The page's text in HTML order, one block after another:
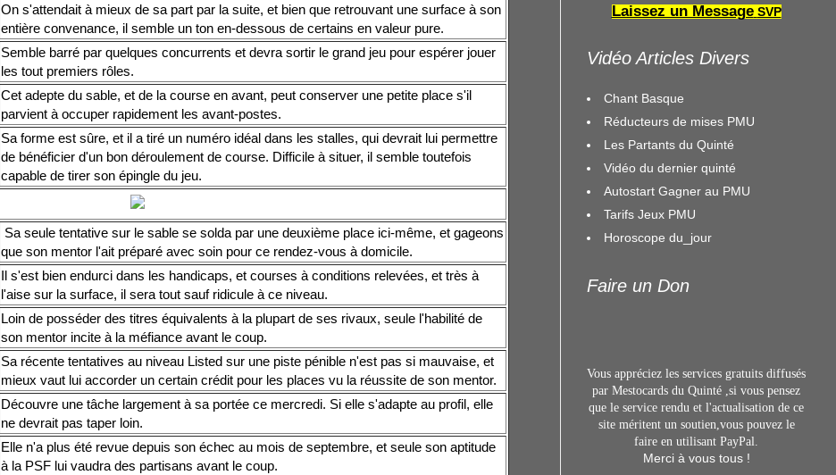
On s'attendait à mieux de sa part par la suite, et bien que retrouvant une surface à son
entière convenance, il semble un ton en-dessous de certains en valeur pure.
Semble barré par quelques concurrents et devra sortir le grand jeu pour espérer jouer
les tout premiers rôles.
Cet adepte du sable, et de la course en avant, peut conserver une petite place s'il
parvient à occuper rapidement les avant-postes.
Sa forme est sûre, et il a tiré un numéro idéal dans les stalles, qui devrait lui permettre
de bénéficier d'un bon déroulement de course. Difficile à situer, il semble toutefois
capable de tirer son épingle du jeu.
Sa seule tentative sur le sable se solda par une deuxième place ici-même, et gageons
que son mentor l'ait préparé avec soin pour ce rendez-vous à domicile.
Il s'est bien endurci dans les handicaps, et courses à conditions relevées, et très à
l'aise sur la surface, il sera tout sauf ridicule à ce niveau.
Loin de posséder des titres équivalents à la plupart de ses rivaux, seule l'habilité de
son mentor incite à la méfiance avant le coup.
Sa récente tentatives au niveau Listed sur une piste pénible n'est pas si mauvaise, et
mieux vaut lui accorder un certain crédit pour les places vu la réussite de son mentor.
Découvre une tâche largement à sa portée ce mercredi. Si elle s'adapte au profil, elle
ne devrait pas taper loin.
Elle n'a plus été revue depuis son échec au mois de septembre, et seule son aptitude
à la PSF lui vaudra des partisans avant le coup.
Laissez un Message SVP
Vidéo Articles Divers
Chant Basque
Réducteurs de mises PMU
Les Partants du Quinté
Vidéo du dernier quinté
Autostart Gagner au PMU
Tarifs Jeux PMU
Horoscope du_jour
Faire un Don
Vous appréciez les services gratuits diffusés
par Mestocards du Quinté ,si vous pensez
que le service rendu et l'actualisation de ce
site méritent un soutien,vous pouvez le
faire en utilisant PayPal.
Merci à vous tous !